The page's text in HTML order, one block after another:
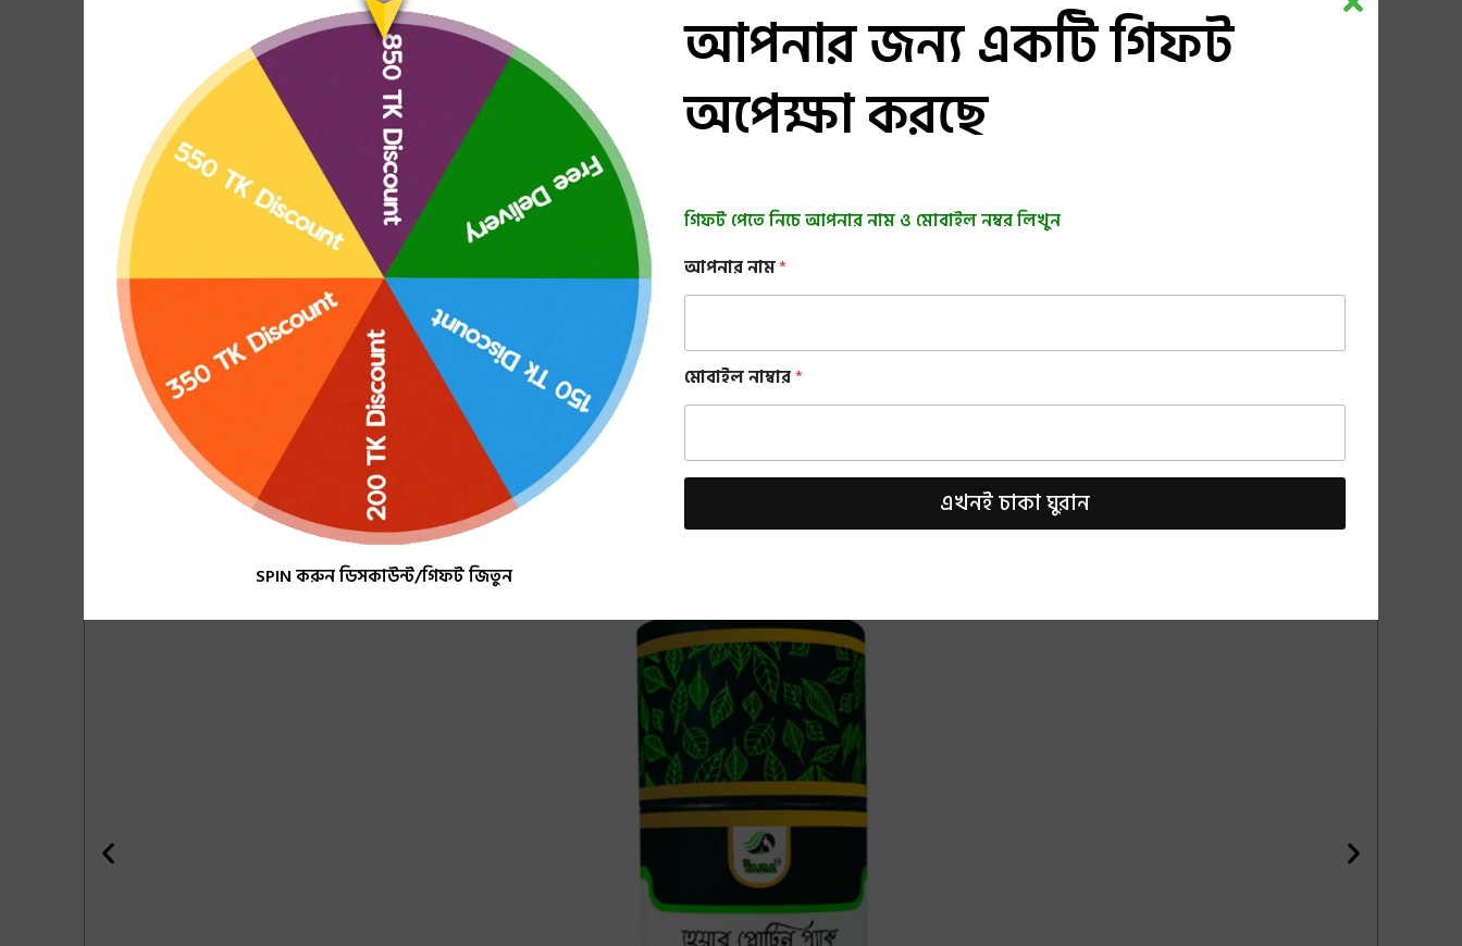
RELATED PRODUCTS
-18%
SPIN করুন ডিসকাউন্ট/গিফট জিতুন
আপনার জন্য একটি গিফট
অপেক্ষা করছে
গিফট পেতে নিচে আপনার নাম ও মোবাইল নম্বর লিখুন
আপনার নাম*
আ
প
*
মো
ই
মোবাইল নাম্বার*
এখনই চাকা ঘুরান